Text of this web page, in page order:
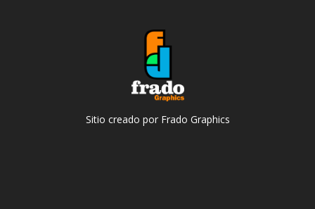
Sitio creado por Frado Graphics